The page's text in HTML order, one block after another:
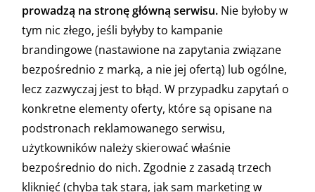
prowadzą na stronę główną serwisu. Nie byłoby w
tym nic złego, jeśli byłyby to kampanie
brandingowe (nastawione na zapytania związane
bezpośrednio z marką, a nie jej ofertą) lub ogólne,
lecz zazwyczaj jest to błąd. W przypadku zapytań o
konkretne elementy oferty, które są opisane na
podstronach reklamowanego serwisu,
użytkowników należy skierować właśnie
bezpośrednio do nich. Zgodnie z zasadą trzech
kliknięć (chyba tak starą, jak sam marketing w